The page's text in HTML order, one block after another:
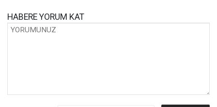
HABERE YORUM KAT